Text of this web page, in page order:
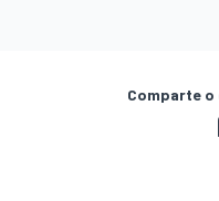
Comparte